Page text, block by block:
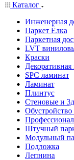
Каталог
Инженерная
Паркет Ёлка
Паркетная
LVT
Краски
Декоративная
SPC ламинат
Ламинат
Плинтус
Стеновые и
Обустройство
Штучный
Модульный
Подложка
Лепнина